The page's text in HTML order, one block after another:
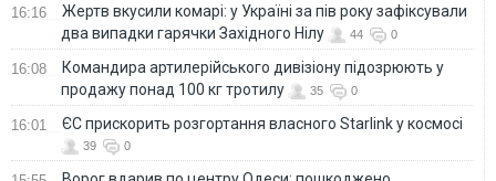
16:16
Жертв вкусили комарі: у Україні за пів року зафіксували
два випадки гарячки Західного Нілу
44 0
16:08
Командира артилерійського дивізіону підозрюють у
продажу понад 100 кг тротилу
35 0
16:01 ЄС прискорить розгортання власного Starlink у космосі
39 0